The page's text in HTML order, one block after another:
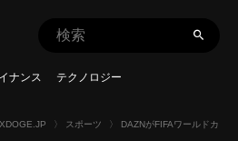
ナンス テクノロジー
〉 スポーツ 〉 DAZNがFIFAワールドカッ